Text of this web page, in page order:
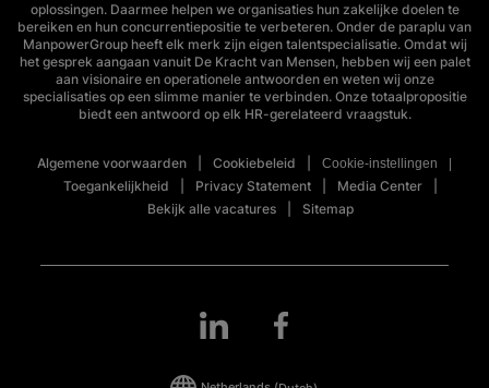
oplossingen. Daarmee helpen we organisaties hun zakelijke doelen te
bereiken en hun concurrentiepositie te verbeteren. Onder de paraplu van
ManpowerGroup heeft elk merk zijn eigen talentspecialisatie. Omdat wij
het gesprek aangaan vanuit De Kracht van Mensen, hebben wij een palet
aan visionaire en operationele antwoorden en weten wij onze
specialisaties op een slimme manier te verbinden. Onze totaalpropositie
biedt een antwoord op elk HR-gerelateerd vraagstuk.
Algemene voorwaarden Cookiebeleid Cookie-instellingen
Toegankelijkheid Privacy Statement
Media Center
Bekijk alle vacatures
Sitemap